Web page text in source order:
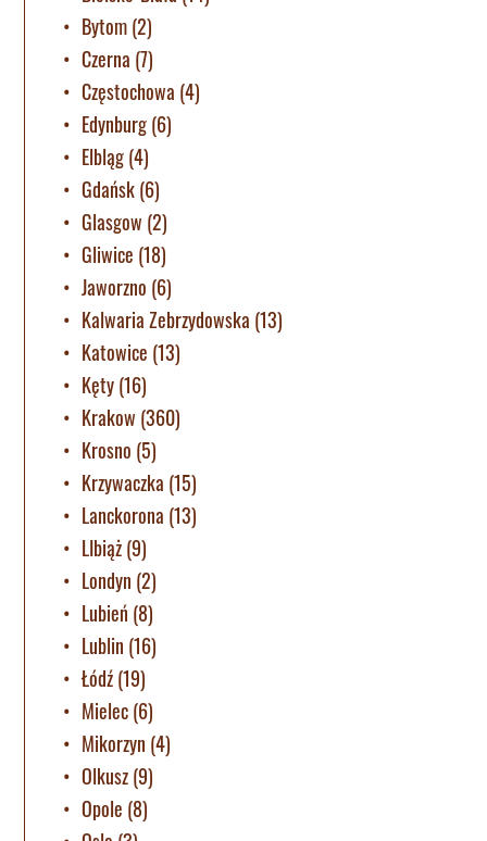
Bytom(2)
Czerna (7)
Częstochowa (4)
Edynburg(6)
Elbląg(4)
Gdańsk(6)
Glasgow (2)
Gliwice (18)
Jaworzno (6)
Kalwaria Zebrzydowska (13)
Katowice (13)
Kęty(16)
Krakow (360)
Krosno (5)
Krzywaczka (15)
Lanckorona (13)
LIbiąż(9)
Londyn (2)
Lubień (8)
Lublin (16)
Łódź(19)
Mielec(6)
Mikorzyn (4)
Olkusz(9)
Opole (8)